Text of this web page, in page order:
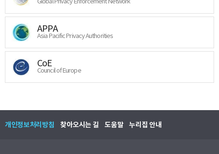
APPA
Asia Pacific Privacy Authorities
CoE
Council of Europe
개인정보처리방침 찾아오시는 길 도움말 누리집 안내